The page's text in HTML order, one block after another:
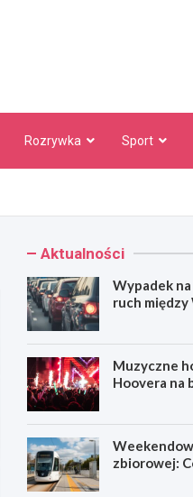
Rozrywka Sport
Aktualności
Wypadek
ruch między
Muzyczne
Hoovera na
zbiorowej: